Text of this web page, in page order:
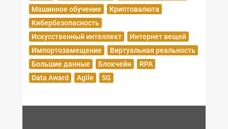
Машинное обучение
Криптовалюта
Кибербезопасность
Искусственный интеллект
Интернет вещей
Импортозамещение
Виртуальная реальность
Большие данные
Блокчейн
RPA
Data Award
Agile 5G